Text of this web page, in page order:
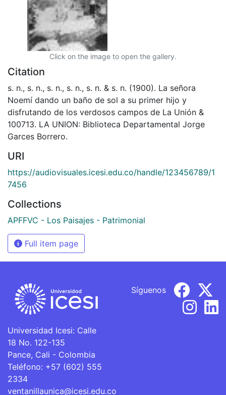
Click on the image to open the gallery.
Citation
s. n., s. n., s. n., s. n., s. n. & s. n. (1900). La señora
Noemí dando un baño de sol a su primer hijo y
disfrutando de los verdosos campos de La Unión &
100713. LA UNION: Biblioteca Departamental Jorge
Garces Borrero.
URI
https://audiovisuales.icesi.edu.co/handle/123456789/1
7456
Collections
APFFVC - Los Paisajes - Patrimonial
Full item page
Universidad Icesi: Calle
18 No. 122-135
Pance, Cali - Colombia
Teléfono: +57 (602) 555
2334
ventanillaunica@icesi.edu.co
Síguenos